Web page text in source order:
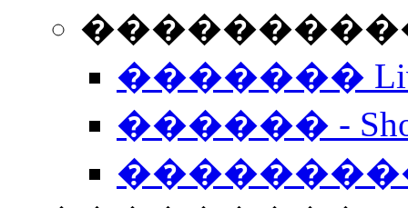
����������
�������
������ -